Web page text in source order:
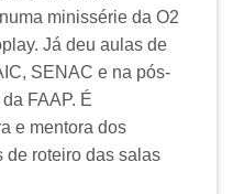
minissérie da O2
Já deu aulas de
SENAC e na pós-
FAAP. É
e mentora dos
de roteiro das salas